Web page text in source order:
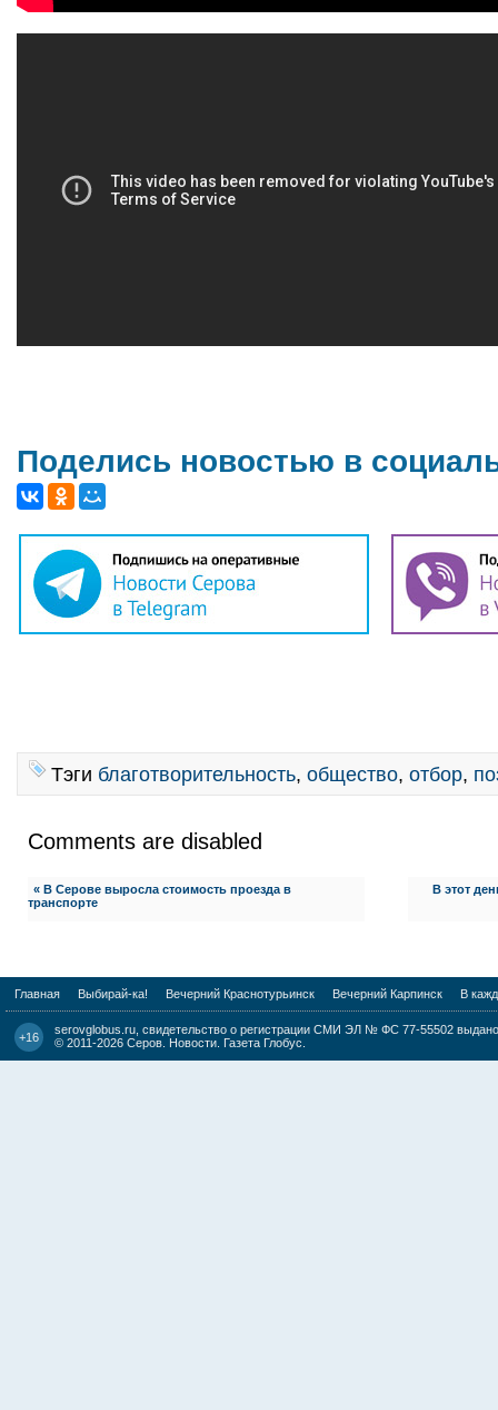
Поделись новостью в
Тэги благотворительность, общество, отбор,
Comments are disabled
« В Серове выросла стоимость проезда в
транспорте
В этот
Главная Выбирай-ка! Вечерний Краснотурьинск Вечерний Карпинск В
+16
serovglobus.ru, свидетельство о регистрации СМИ ЭЛ № ФС 77-55502
© 2011-2026 Серов. Новости. Газета Глобус